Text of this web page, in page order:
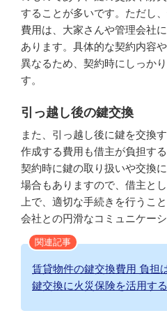
することが多いです。ただし
費用は、大家さんや管理会社
あります。具体的な契約内容
異なるため、契約時にしっか
す。
引っ越し後の鍵交換
また、引っ越し後に鍵を交換
作成する費用も借主が負担す
契約時に鍵の取り扱いや交換
場合もありますので、借主と
上で、適切な手続きを行うこ
会社との円滑なコミュニケーシ
関連記事
賃貸物件の鍵交換費用 負担
鍵交換に火災保険を活用す